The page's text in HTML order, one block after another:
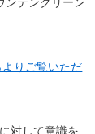
りご覧いただ
対して意識を
ー